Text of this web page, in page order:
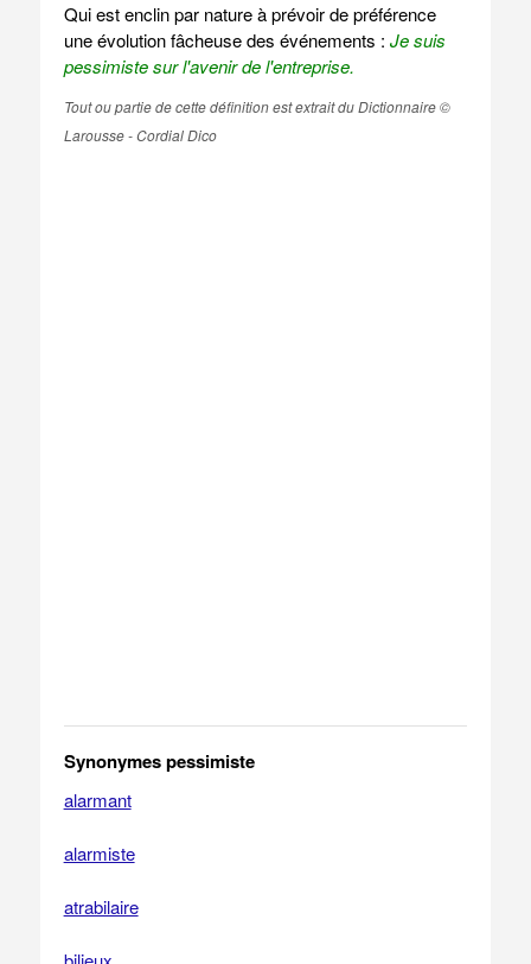
Qui est enclin par nature à prévoir de préférence
une évolution fâcheuse des événements : Je suis
pessimiste sur l'avenir de l'entreprise.
Tout ou partie de cette définition est extrait du Dictionnaire ©
Larousse - Cordial Dico
Synonymes pessimiste
alarmant
alarmiste
atrabilaire